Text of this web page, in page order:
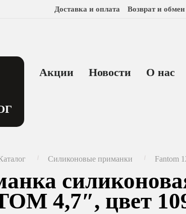
Доставка и оплата Возврат и обмен
Акции Новости О нас
Силиконовые приманки Fantom
4,7″, цвет